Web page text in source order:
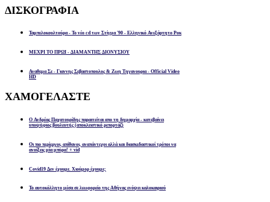
ΔΙΣΚΟΓΡΑΦΙΑ
Ταμπελοκουλτούρα - Το νέο cd των Στίγμα '90 - Ελληνικό Ανεξάρτητο Ροκ
ΜΕΧΡΙ ΤΟ ΠΡΩΙ - ΔΙΑΜΑΝΤΗΣ ΔΙΟΝΥΣΙΟΥ
Αναθεμα Σε - Γιαννης Σεβαστοπουλος & Ζωη Τηγανουρια - Official Video
HD
ΧΑΜΟΓΕΛΑΣΤΕ
Ο Ανδρέας Παχατουρίδης παραιτείται απο τη δημαρχία - κατεβαίνει
υποψήφιος βουλευτής (αποκλειστικό ρεπορτάζ)
Οι πιο περίεργοι, απίθανοι, αναπάντεχοι αλλά και διασκεδαστικοί τρόποι να
ανοίξεις μία μπύρα! + vid
Covid19 Δεν έχουμε. Χιούμορ έχουμε;
Το αυτοκόλλητο μέσα σε λεωφορείο της Αθήνας ενόψει καλοκαιριού